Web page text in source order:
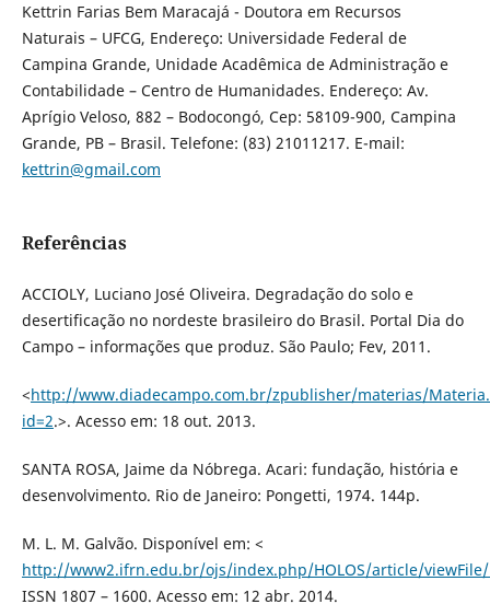
Kettrin Farias Bem Maracajá - Doutora em Recursos
Naturais – UFCG, Endereço: Universidade Federal de
Campina Grande, Unidade Acadêmica de Administração e
Contabilidade – Centro de Humanidades. Endereço: Av.
Aprígio Veloso, 882 – Bodocongó, Cep: 58109-900, Campina
Grande, PB – Brasil. Telefone: (83) 21011217. E-mail:
kettrin@gmail.com
Referências
ACCIOLY, Luciano José Oliveira. Degradação do solo e
desertificação no nordeste brasileiro do Brasil. Portal Dia do
Campo – informações que produz. São Paulo; Fev, 2011.
<http://www.diadecampo.com.br/zpublisher/materias/
id=2.>. Acesso em: 18 out. 2013.
SANTA ROSA, Jaime da Nóbrega. Acari: fundação, história e
desenvolvimento. Rio de Janeiro: Pongetti, 1974. 144p.
M. L. M. Galvão. Disponível em: <
http://www2.ifrn.edu.br/ojs/index.php/HOLOS/article/
ISSN 1807 – 1600. Acesso em: 12 abr. 2014.